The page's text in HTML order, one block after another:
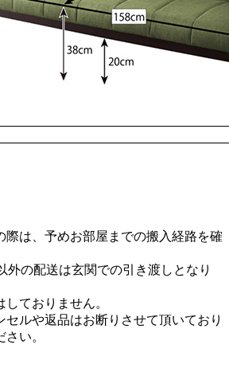
際は、予めお部屋までの搬入経路を確
外の配送は玄関での引き渡しとなり
ておりません。
セルや返品はお断りさせて頂いており
い。